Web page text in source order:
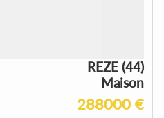
REZE (44)
Maison
288000 €